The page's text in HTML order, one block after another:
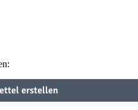
erstellen